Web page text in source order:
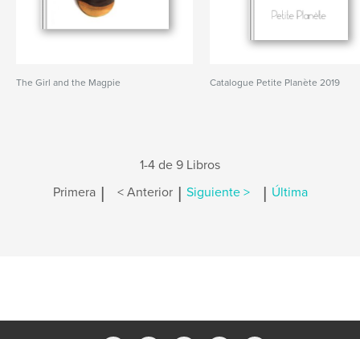
The Girl and the Magpie Catalogue Petite Planète 2019
1-4 de 9 Libros
Primera | < Anterior | Siguiente > | Última